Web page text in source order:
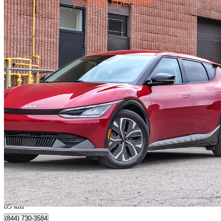
2022 Kia EV6
Long Range AWD with GT-Line Package 1 80 715 km
30 990 $ Affaire
635 $/mois env.
Mississauga, ON
85 km
(844) 730-3584